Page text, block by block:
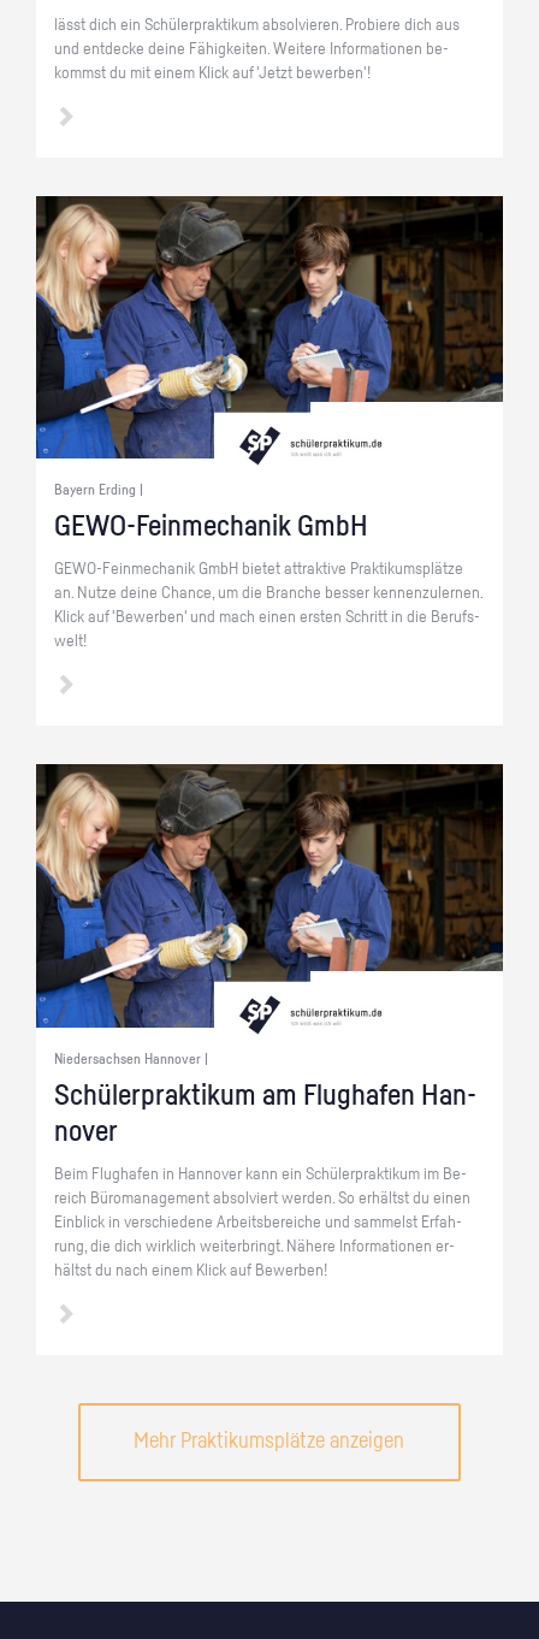
lässt dich ein Schü­ler­prak­ti­kum ab­sol­vie­ren. Pro­bie­re dich aus
und ent­de­cke deine Fä­hig­kei­ten. Wei­te­re In­for­ma­tio­nen be­
kommst du mit einem Klick auf 'Jetzt be­wer­ben'!
Bayern Erding |
GE­WO-Fein­me­cha­nik GmbH
GE­WO-Fein­me­cha­nik GmbH bie­tet at­trak­ti­ve Prak­ti­kums­plät­ze
an. Nutze deine Chan­ce, um die Bran­che bes­ser ken­nen­zu­ler­nen.
Klick auf 'Be­wer­ben' und mach einen ers­ten Schritt in die Be­rufs­
welt!
Niedersachsen Hannover |
Schü­ler­prak­ti­kum am Flug­ha­fen Han­
no­ver
Beim Flug­ha­fen in Han­no­ver kann ein Schü­ler­prak­ti­kum im Be­
reich Bü­ro­ma­nage­ment ab­sol­viert wer­den. So er­hältst du einen
Ein­blick in ver­schie­de­ne Ar­beits­be­rei­che und sam­melst Er­fah­
rung, die dich wirk­lich wei­ter­bringt. Nä­he­re In­for­ma­tio­nen er­
hältst du nach einem Klick auf Be­wer­ben!
Mehr Praktikumsplätze anzeigen